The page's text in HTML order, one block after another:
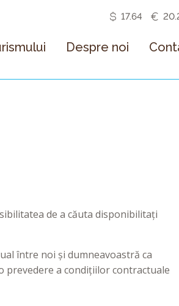
17.64
Despre noi
de a căuta disponibilitați
între noi și dumneavoastră ca
prevedere a condițiilor contractuale